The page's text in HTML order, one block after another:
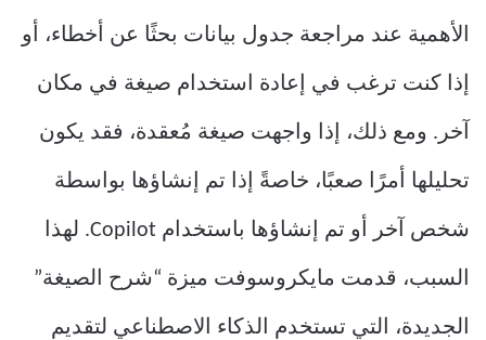
الأهمية عند مراجعة جدول بيانات بحثًا عن أخطاء، أو
إذا كنت ترغب في إعادة استخدام صيغة في مكان
آخر. ومع ذلك، إذا واجهت صيغة مُعقدة، فقد يكون
تحليلها أمرًا صعبًا، خاصةً إذا تم إنشاؤها بواسطة
شخص آخر أو تم إنشاؤها باستخدام Copilot. لهذا
السبب، قدمت مايكروسوفت ميزة “شرح الصيغة”
الجديدة، التي تستخدم الذكاء الاصطناعي لتقديم